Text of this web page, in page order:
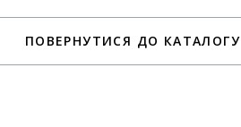
ПОВЕРНУТИСЯ ДО КАТАЛОГУ